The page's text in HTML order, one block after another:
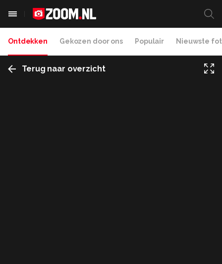
Ontdekken Gekozen door ons Populair Nieuwste
Terug naar overzicht